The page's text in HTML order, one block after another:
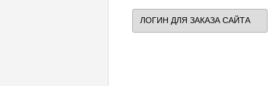
ЛОГИН ДЛЯ ЗАКАЗА САЙТА